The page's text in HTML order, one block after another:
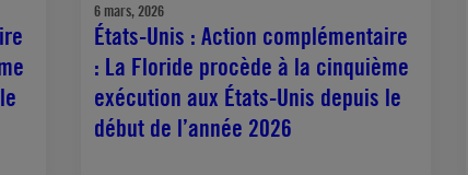
6 mars, 2026
États-Unis : Action complémentaire
: La Floride procède à la cinquième
exécution aux États-Unis depuis le
début de l’année 2026